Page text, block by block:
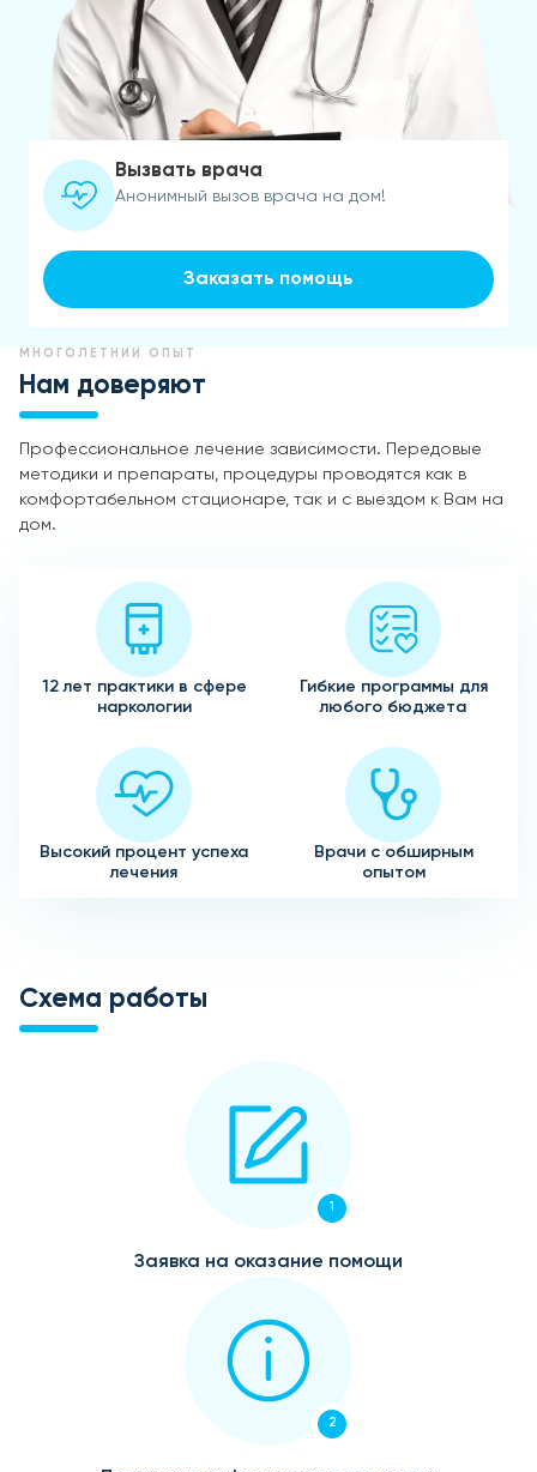
Вызвать врача
Анонимный вызов врача на дом!
Заказать помощь
МНОГОЛЕТНИЙ ОПЫТ
Нам доверяют
Профессиональное лечение зависимости. Передовые
методики и препараты, процедуры проводятся как в
комфортабельном стационаре, так и с выездом к Вам на
дом.
12 лет практики в сфере
наркологии
Гибкие программы для
любого бюджета
Высокий процент успеха
лечения
Врачи с обширным
опытом
Схема работы
1
Заявка на оказание помощи
2